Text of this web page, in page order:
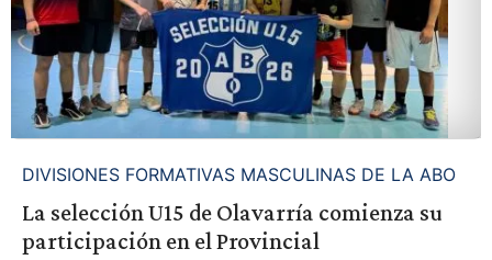
DIVISIONES FORMATIVAS MASCULINAS DE LA ABO
La selección U15 de Olavarría comienza su
participación en el Provincial